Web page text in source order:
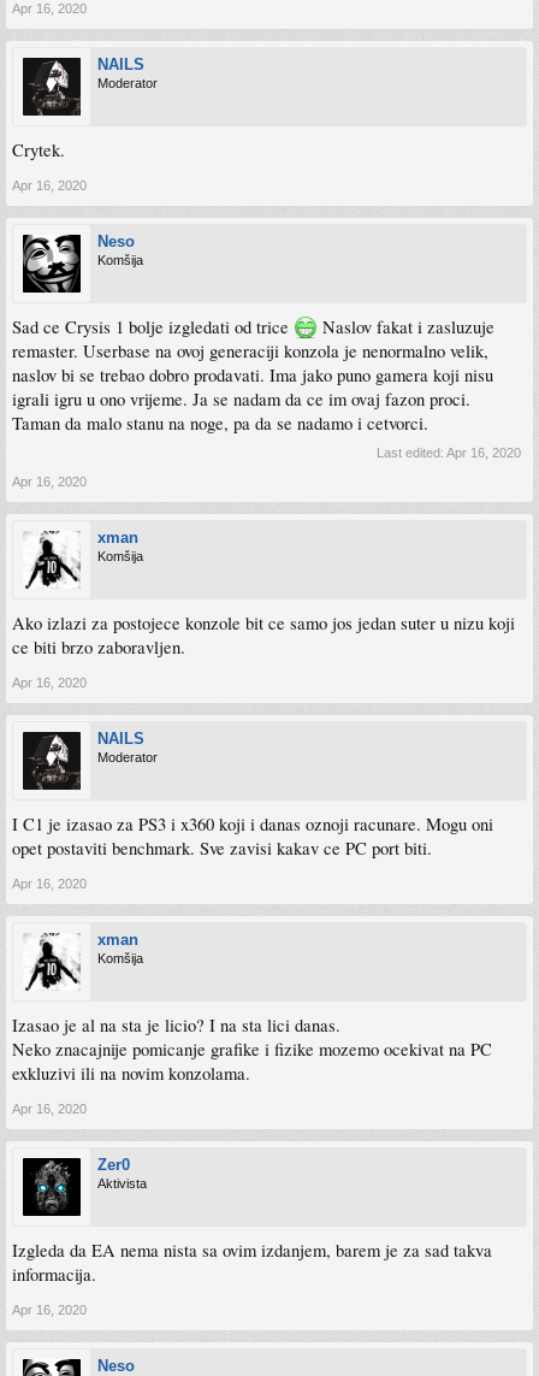
Apr 16, 2020
NAILS
Moderator
Crytek.
Apr 16, 2020
Neso
Komšija
Sad ce Crysis 1 bolje izgledati od trice
Naslov fakat i zasluzuje
remaster. Userbase na ovoj generaciji konzola je nenormalno velik,
naslov bi se trebao dobro prodavati. Ima jako puno gamera koji nisu
igrali igru u ono vrijeme. Ja se nadam da ce im ovaj fazon proci.
Taman da malo stanu na noge, pa da se nadamo i cetvorci.
Last edited: Apr 16, 2020
Apr 16, 2020
xman
Komšija
Ako izlazi za postojece konzole bit ce samo jos jedan suter u nizu koji
ce biti brzo zaboravljen.
Apr 16, 2020
NAILS
Moderator
I C1 je izasao za PS3 i x360 koji i danas oznoji racunare. Mogu oni
opet postaviti benchmark. Sve zavisi kakav ce PC port biti.
Apr 16, 2020
xman
Komšija
Izasao je al na sta je licio? I na sta lici danas.
Neko znacajnije pomicanje grafike i fizike mozemo ocekivat na PC
exkluzivi ili na novim konzolama.
Apr 16, 2020
Zer0
Aktivista
Izgleda da EA nema nista sa ovim izdanjem, barem je za sad takva
informacija.
Apr 16, 2020
Neso